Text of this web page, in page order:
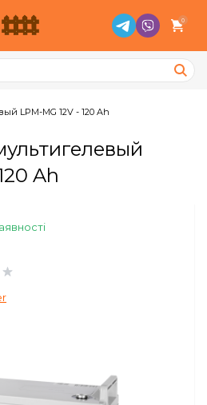
0
LPM-MG 12V - 120 Ah
Ah